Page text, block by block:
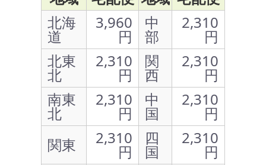
北海
道
3,960
円
中
部
2,310
円
北東
北
2,310
円
関
西
2,310
円
南東
北
2,310
円
中
国
2,310
円
関東
2,310
円
四
国
2,310
円